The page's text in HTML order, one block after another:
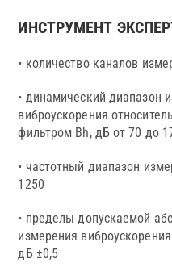
ИНСТРУМЕНТ
• количество каналов
• динамический диапазон
виброускорения
фильтром Bh, дБ от 70 до
• частотный диапазон
1250
• пределы допускаемой
измерения
дБ ±0,5